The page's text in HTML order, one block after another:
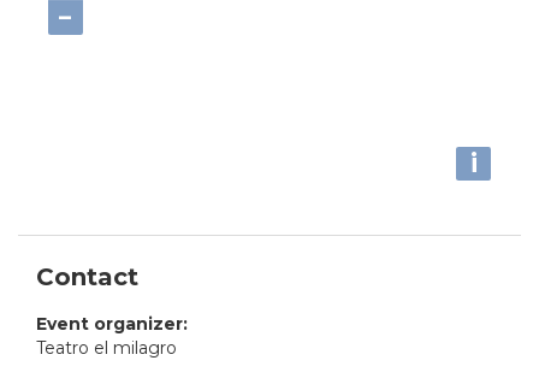
−
i
Contact
Event organizer:
Teatro el milagro